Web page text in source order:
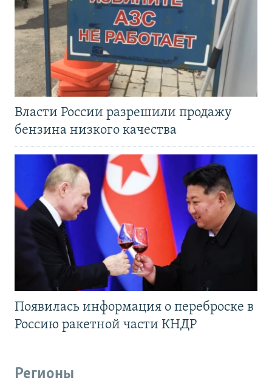
Власти России разрешили продажу
бензина низкого качества
Появилась информация о переброске в
Россию ракетной части КНДР
Регионы